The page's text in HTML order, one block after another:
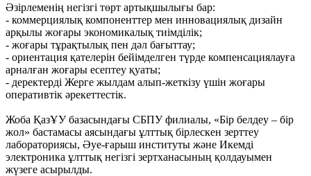
Әзірлеменің негізгі төрт артықшылығы бар:
- коммерциялық компоненттер мен инновациялық дизайн
арқылы жоғары экономикалық тиімділік;
- жоғары тұрақтылық пен дәл бағыттау;
- ориентация қателерін бейімделген түрде компенсациялауға
арналған жоғары есептеу қуаты;
- деректерді Жерге жылдам алып-жеткізу үшін жоғары
оперативтік әрекеттестік.
Жоба ҚазҰУ базасындағы СБПУ филиалы, «Бір белдеу – бір
жол» бастамасы аясындағы ұлттық бірлескен зерттеу
лабораториясы, Әуе-ғарыш институты және Икемді
электроника ұлттық негізгі зертханасының қолдауымен
жүзеге асырылды.